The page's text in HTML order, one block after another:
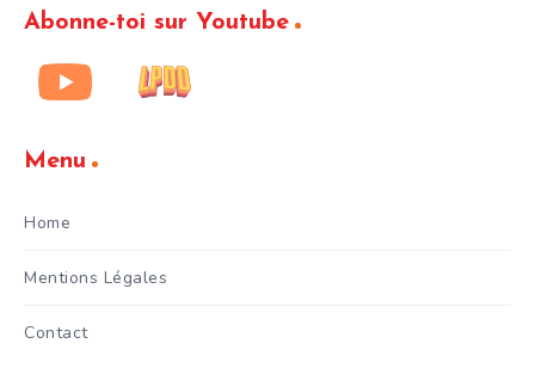
Abonne-toi sur Youtube
Menu
Home
Mentions Légales
Contact